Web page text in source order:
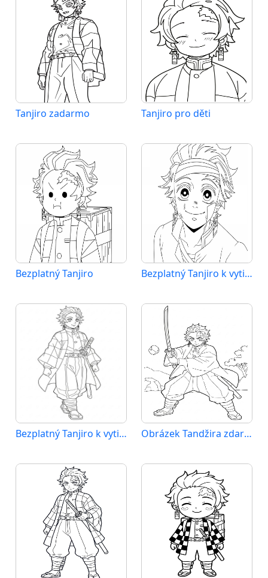
Tanjiro zadarmo Tanjiro pro děti
Bezplatný Tanjiro Bezplatný Tanjiro k vytištění
Bezplatný Tanjiro k vytisknutí Obrázek Tandžira zdarma